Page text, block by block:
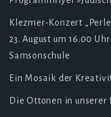
Klezmer-Konzert
23. August um 16.00
Samsonschule
Ein Mosaik der
Die Ottonen in unserer